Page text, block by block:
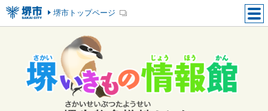
堺市トップページ